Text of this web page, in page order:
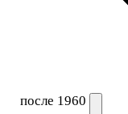
после 1960